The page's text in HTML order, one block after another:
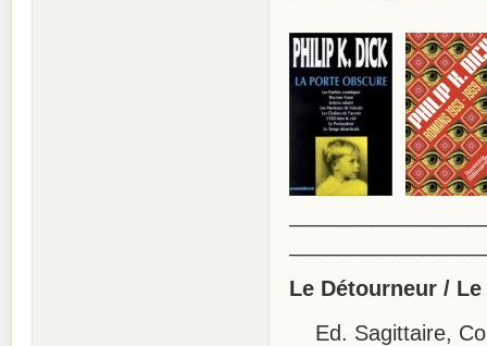
Le Détourneur /
Ed. Sagittaire,